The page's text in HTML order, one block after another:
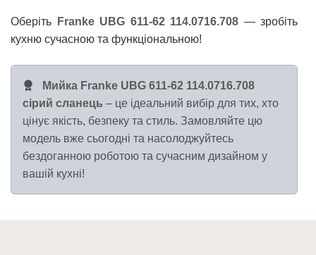
Оберіть Franke UBG 611-62 114.0716.708 — зробіть
кухню сучасною та функціональною!
Мийка Franke UBG 611-62 114.0716.708
сірий сланець – це ідеальний вибір для тих, хто
цінує якість, безпеку та стиль. Замовляйте цю
модель вже сьогодні та насолоджуйтесь
бездоганною роботою та сучасним дизайном у
вашій кухні!